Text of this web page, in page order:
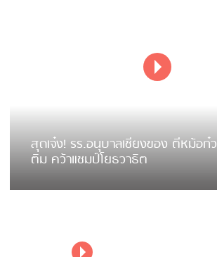
สุดเจ๋ง! รร.อนุบาลเชียงของ ตีหม้อก๋
ติม คว้าแชมป์โยธวาธิต